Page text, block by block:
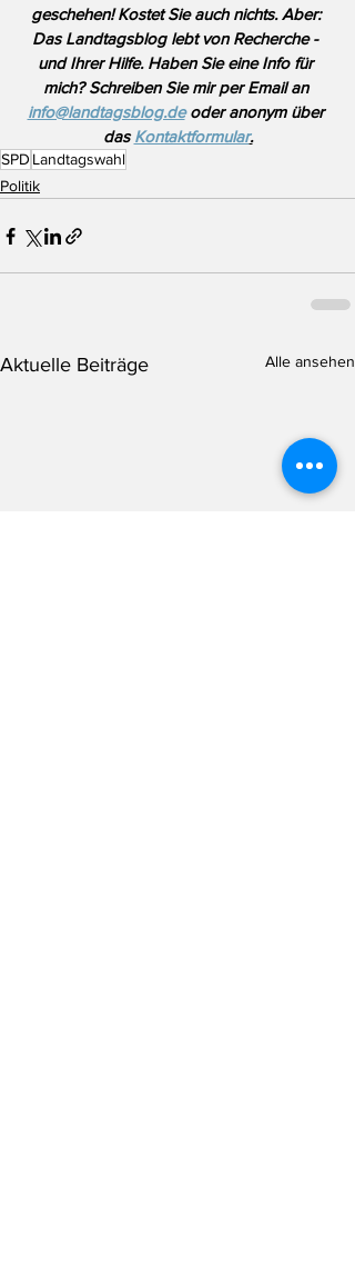
geschehen! Kostet Sie auch nichts. Aber:
Das Landtagsblog lebt von Recherche -
und Ihrer Hilfe. Haben Sie eine Info für
mich? Schreiben Sie mir per Email an
info@landtagsblog.de oder anonym über
das Kontaktformular.
SPD Landtagswahl
Politik
Aktuelle Beiträge Alle ansehen